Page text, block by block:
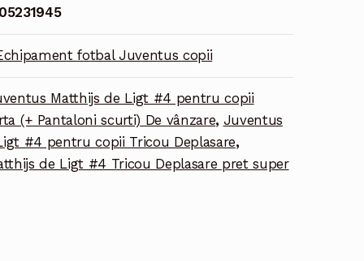
fotbal Juventus copii
Matthijs de Ligt #4 pentru copii
(+ Pantaloni scurti) De vânzare, Juventus
#4 pentru copii Tricou Deplasare,
de Ligt #4 Tricou Deplasare pret super